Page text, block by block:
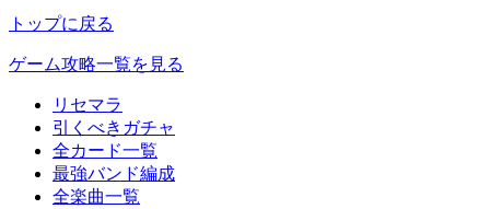
トップに戻る
ゲーム攻略一覧を見る
リセマラ
引くべきガチャ
全カード一覧
最強バンド編成
全楽曲一覧